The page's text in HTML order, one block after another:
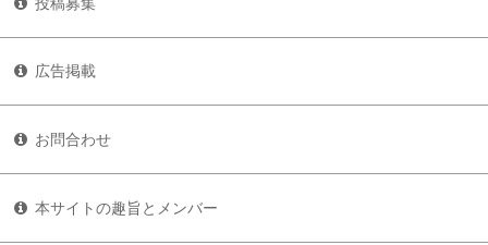
広告掲載
お問合わせ
本サイトの趣旨とメンバー